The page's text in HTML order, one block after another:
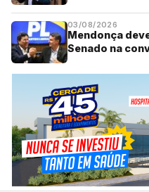
03/08/2026
Mendonça
Senado na